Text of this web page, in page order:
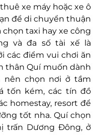
xe máy hoặc xe ô
để di chuyển thuận
taxi hay xe công
và đa số tài xế là
các điểm vui chơi ăn
thân Quí muốn dành
nên chọn nơi ở tầm
tốn kém, các tín đồ
homestay, resort để
tốt nha. Quí chọn
trấn Dương Đông, ở